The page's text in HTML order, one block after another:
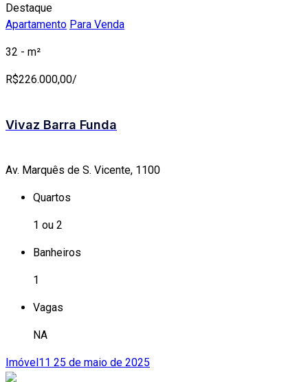
Destaque
Apartamento Para Venda
32 - m²
R$226.000,00/
Vivaz Barra Funda
Av. Marquês de S. Vicente, 1100
Quartos
1 ou 2
Banheiros
1
Vagas
NA
Imóvel11 25 de maio de 2025